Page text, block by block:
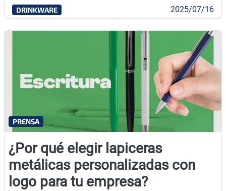
DRINKWARE 2025/07/16
¿Por qué elegir lapiceras
metálicas personalizadas con
logo para tu empresa?
PRENSA